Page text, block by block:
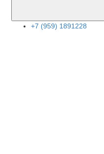
+7 (959) 1891228